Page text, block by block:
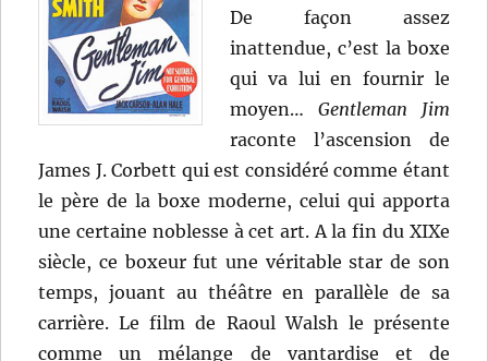
De façon assez
inattendue, c’est la boxe
qui va lui en fournir le
moyen… Gentleman Jim
raconte l’ascension de
James J. Corbett qui est considéré comme étant
le père de la boxe moderne, celui qui apporta
une certaine noblesse à cet art. A la fin du XIXe
siècle, ce boxeur fut une véritable star de son
temps, jouant au théâtre en parallèle de sa
carrière. Le film de Raoul Walsh le présente
comme un mélange de vantardise et de